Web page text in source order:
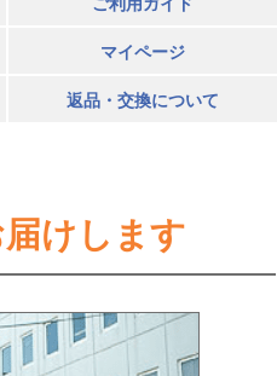
マイページ
返品・交換について
けします